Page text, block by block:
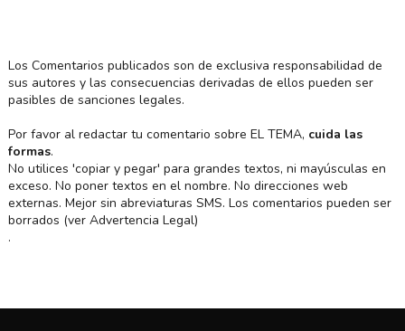
Los Comentarios publicados son de exclusiva responsabilidad de
sus autores y las consecuencias derivadas de ellos pueden ser
pasibles de sanciones legales.
Por favor al redactar tu comentario sobre EL TEMA, cuida las
formas.
No utilices 'copiar y pegar' para grandes textos, ni mayúsculas en
exceso. No poner textos en el nombre. No direcciones web
externas. Mejor sin abreviaturas SMS. Los comentarios pueden ser
borrados (ver Advertencia Legal)
.